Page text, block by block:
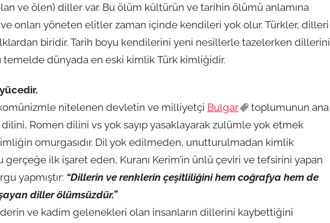
ve ölen) diller var. Bu ölüm kültürün ve tarihin ölümü anlamına
onları yöneten elitler zaman içinde kendileri yok olur. Türkler, dilleri
biridir. Tarih boyu kendilerini yeni nesillerle tazelerken dillerini
dünyada en eski kimlik Türk kimliğidir.
komünizmle nitelenen devletin ve milliyetçi Bulgar
toplumunun ana
Romen dilini vs yok sayıp yasaklayarak zulümle yok etmek
omurgasıdır. Dil yok edilmeden, unutturulmadan kimlik
ilk işaret eden, Kuranı Kerim’in ünlü çeviri ve tefsirini yapan
yapmıştır: “Dillerin ve renklerin çeşitliliğini hem coğrafya hem de
diller ölümsüzdür.”
ve kadim gelenekleri olan insanların dillerini kaybettiğini